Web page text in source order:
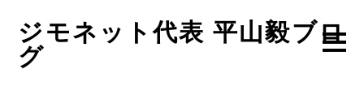
ジモネット代表 平山毅ブロ
グ